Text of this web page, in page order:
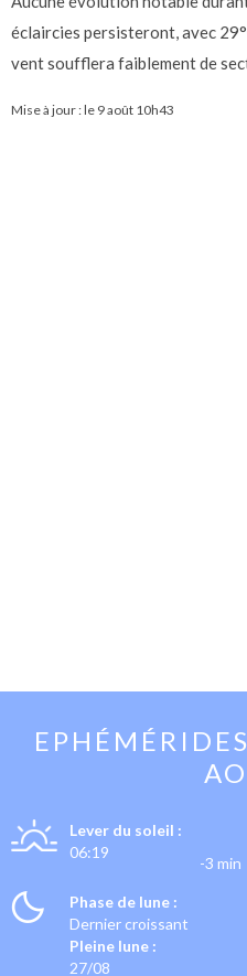
éclaircies persisteront, avec
vent soufflera faiblement de
Mise à jour : le 9 août 10h43
Lever du soleil :
06:19
-3 min
Phase de lune :
Dernier croissant
Pleine lune :
27/08